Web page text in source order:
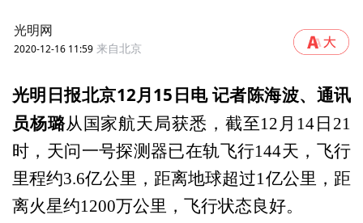
光明网
2020-12-16 11:59 来自北京
光明日报北京12月15日电 记者陈海波、通讯
员杨璐从国家航天局获悉，截至12月14日21
时，天问一号探测器已在轨飞行144天，飞行
里程约3.6亿公里，距离地球超过1亿公里，距
离火星约1200万公里，飞行状态良好。